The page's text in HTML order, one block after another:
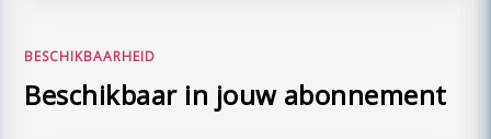
BESCHIKBAARHEID
Beschikbaar in jouw abonnement